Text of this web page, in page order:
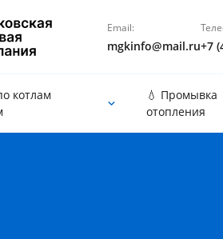
Email:
mgkinfo@mail.ru+7
котлам
💧 Промывка
отопления